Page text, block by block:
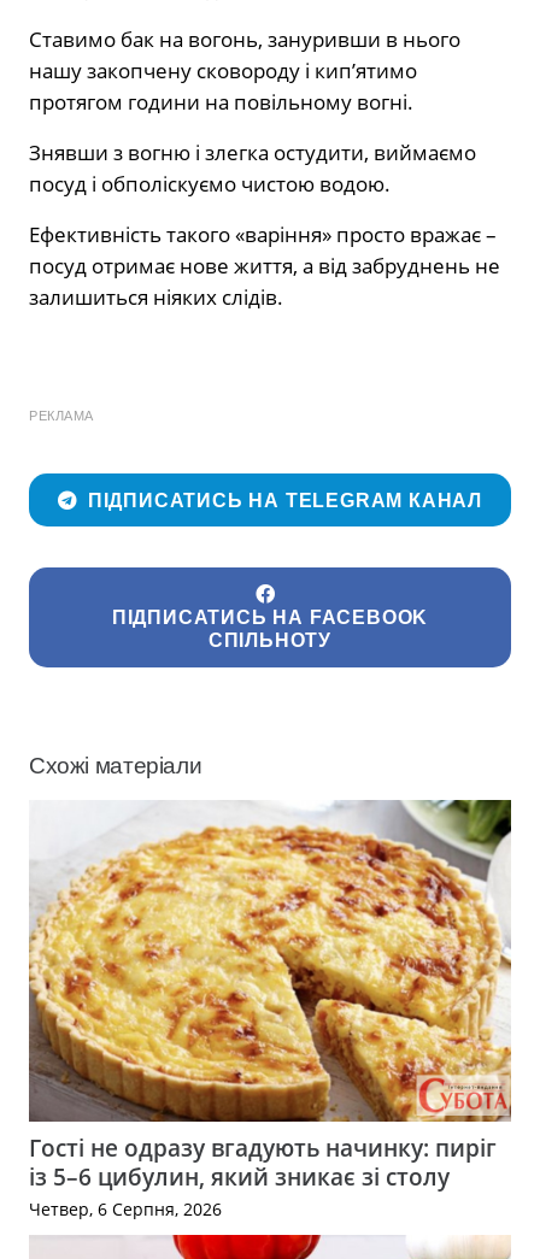
Ставимо бак на вогонь, зануривши в нього
нашу закопчену сковороду і кип’ятимо
протягом години на повільному вогні.
Знявши з вогню і злегка остудити, виймаємо
посуд і обполіскуємо чистою водою.
Ефективність такого «варіння» просто вражає –
посуд отримає нове життя, а від забруднень не
залишиться ніяких слідів.
РЕКЛАМА
ПІДПИСАТИСЬ НА TELEGRAM КАНАЛ
ПІДПИСАТИСЬ НА FACEBOOK
СПІЛЬНОТУ
Схожі матеріали
Гості не одразу вгадують начинку: пиріг
із 5–6 цибулин, який зникає зі столу
Четвер, 6 Серпня, 2026